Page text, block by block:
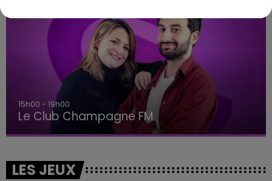
15h00 - 19h00
Le Club Champagne FM
LES JEUX